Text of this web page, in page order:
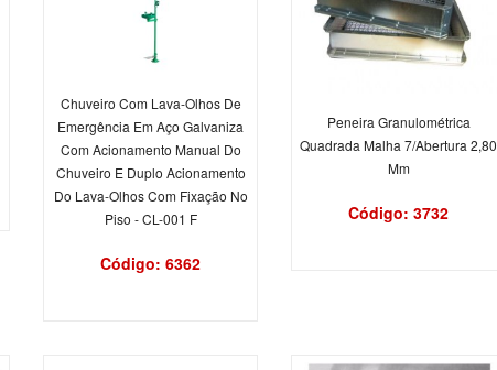
Chuveiro Com Lava-Olhos De
Emergência Em Aço Galvaniza
Com Acionamento Manual Do
Chuveiro E Duplo Acionamento
Do Lava-Olhos Com Fixação No
Piso - CL-001 F
Código: 6362
Peneira Granulométrica
Quadrada Malha 7/Abertura 2,80
Mm
Código: 3732